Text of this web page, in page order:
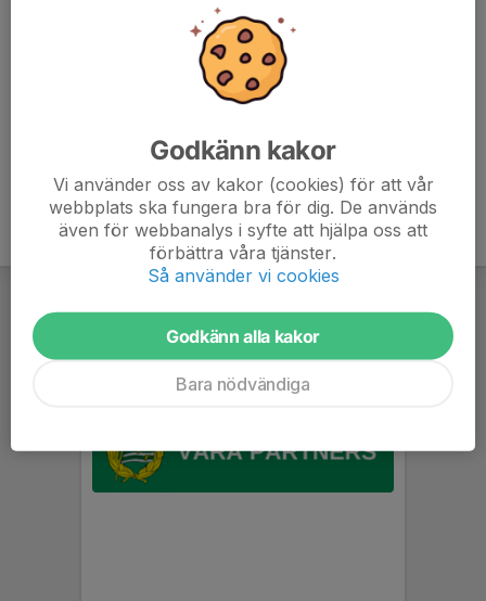
Godkänn kakor
Vi använder oss av kakor (cookies) för att vår
webbplats ska fungera bra för dig. De används
även för webbanalys i syfte att hjälpa oss att
förbättra våra tjänster.
Så använder vi cookies
Godkänn alla kakor
Bara nödvändiga